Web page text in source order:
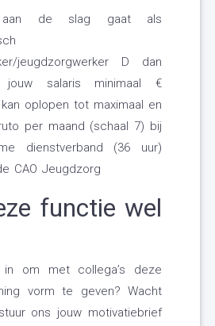
de slag gaat als
jeugdzorgwerker D dan
jouw salaris minimaal €
kan oplopen tot maximaal en
per maand (schaal 7) bij
dienstverband (36 uur)
CAO Jeugdzorg
functie wel
om met collega’s deze
vorm te geven? Wacht
ons jouw motivatiebrief